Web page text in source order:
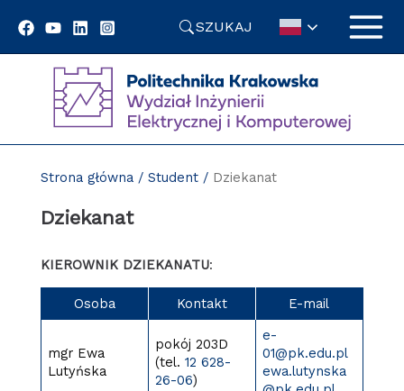
SZUKAJ
Strona główna/ Student/ Dziekanat
Dziekanat
KIEROWNIK DZIEKANATU:
Osoba Kontakt E-mail
mgr Ewa
Lutyńska
pokój 203D
(tel.12 628-
26-06)
e-
01@pk.edu.pl
ewa.lutynska